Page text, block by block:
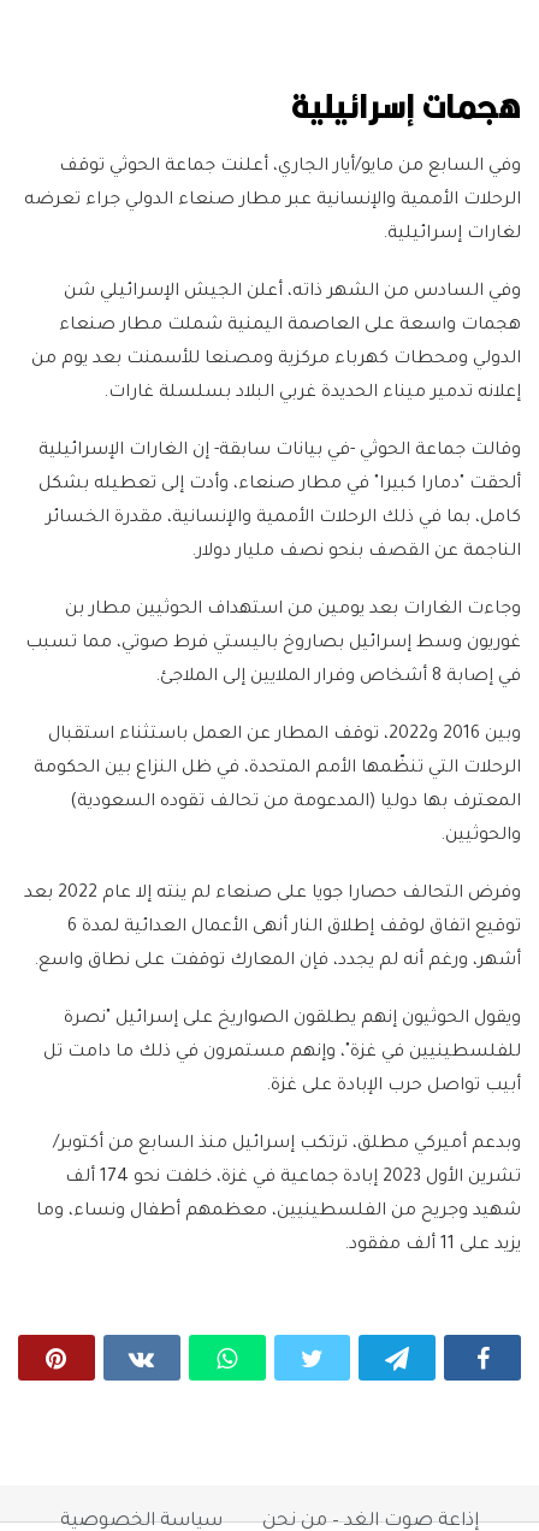
هجمات إسرائيلية
وفي السابع من مايو/أيار الجاري، أعلنت جماعة الحوثي توقف
الرحلات الأممية والإنسانية عبر مطار صنعاء الدولي جراء تعرضه
لغارات إسرائيلية.
وفي السادس من الشهر ذاته، أعلن الجيش الإسرائيلي شن
هجمات واسعة على العاصمة اليمنية شملت مطار صنعاء
الدولي ومحطات كهرباء مركزية ومصنعا للأسمنت بعد يوم من
إعلانه تدمير ميناء الحديدة غربي البلاد بسلسلة غارات.
وقالت جماعة الحوثي -في بيانات سابقة- إن الغارات الإسرائيلية
ألحقت "دمارا كبيرا" في مطار صنعاء، وأدت إلى تعطيله بشكل
كامل، بما في ذلك الرحلات الأممية والإنسانية، مقدرة الخسائر
الناجمة عن القصف بنحو نصف مليار دولار.
وجاءت الغارات بعد يومين من استهداف الحوثيين مطار بن
غوريون وسط إسرائيل بصاروخ باليستي فرط صوتي، مما تسبب
في إصابة 8 أشخاص وفرار الملايين إلى الملاجئ.
وبين 2016 و2022، توقف المطار عن العمل باستثناء استقبال
الرحلات التي تنظّمها الأمم المتحدة، في ظل النزاع بين الحكومة
المعترف بها دوليا (المدعومة من تحالف تقوده السعودية)
والحوثيين.
وفرض التحالف حصارا جويا على صنعاء لم ينته إلا عام 2022 بعد
توقيع اتفاق لوقف إطلاق النار أنهى الأعمال العدائية لمدة 6
أشهر، ورغم أنه لم يجدد، فإن المعارك توقفت على نطاق واسع.
ويقول الحوثيون إنهم يطلقون الصواريخ على إسرائيل "نصرة
للفلسطينيين في غزة"، وإنهم مستمرون في ذلك ما دامت تل
أبيب تواصل حرب الإبادة على غزة.
وبدعم أميركي مطلق، ترتكب إسرائيل منذ السابع من أكتوبر/
تشرين الأول 2023 إبادة جماعية في غزة، خلفت نحو 174 ألف
شهيد وجريح من الفلسطينيين، معظمهم أطفال ونساء، وما
يزيد على 11 ألف مفقود.
إذاعة صوت الغد – من نحن سياسة الخصوصية